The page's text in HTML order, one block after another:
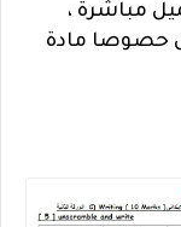
مباشرة ،
حصوصا مادة